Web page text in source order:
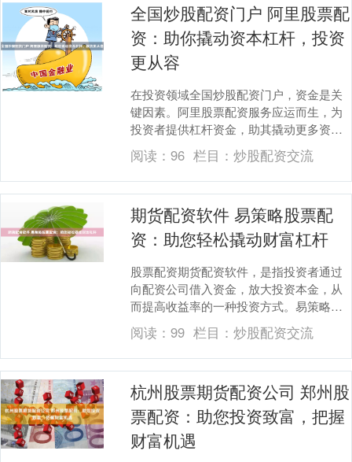
全国炒股配资门户 阿里股票配
资：助你撬动资本杠杆，投资
更从容
在投资领域全国炒股配资门户，资金是关
键因素。阿里股票配资服务应运而生，为
投资者提供杠杆资金，助其撬动更多资
本，放大投资收益。 选择正规、信誉良好
的配资平台，查看....
阅读：96 栏目： 炒股配资交流
期货配资软件 易策略股票配
资：助您轻松撬动财富杠杆
股票配资期货配资软件，是指投资者通过
向配资公司借入资金，放大投资本金，从
而提高收益率的一种投资方式。易策略股
票配资平台，为投资者提供便捷、高效的
配资服务，助您轻....
阅读：99 栏目： 炒股配资交流
杭州股票期货配资公司 郑州股
票配资：助您投资致富，把握
财富机遇